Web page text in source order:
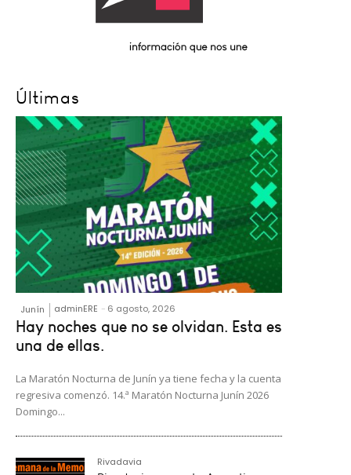
Últimas
Junín adminERE - 6 agosto, 2026
Hay noches que no se olvidan. Esta es
una de ellas.
La Maratón Nocturna de Junín ya tiene fecha y la cuenta
regresiva comenzó. 14.ª Maratón Nocturna Junín 2026
Domingo...
Rivadavia